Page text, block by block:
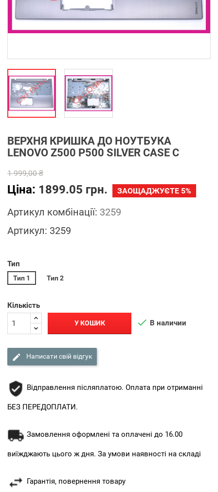
ВЕРХНЯ КРИШКА ДО НОУТБУКА
LENOVO Z500 P500 SILVER CASE C
1 999,00 ₴
Ціна: 1899.05 грн. ЗАОЩАДЖУЄТЕ 5%
Артикул комбінації: 3259
Артикул: 3259
Тип
Тип 1 Тип 2
Кількість
У КОШИК  В наличии
Написати свій відгук
Відправлення післяплатою. Оплата при отриманні
БЕЗ ПЕРЕДОПЛАТИ.
Замовлення оформлені та оплачені до 16.00
виїжджають цього ж дня. За умови наявності на складі
Гарантія, повернення товару